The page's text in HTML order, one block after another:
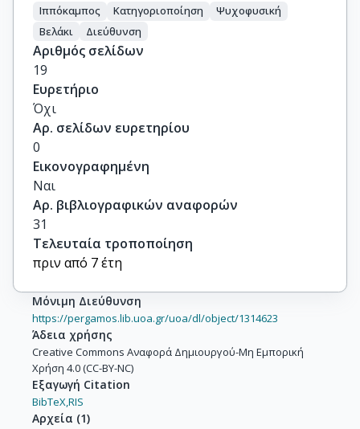
Iππόκαμπος Kατηγοριοποίηση
Ψυχοφυσική
Βελάκι
Διεύθυνση
Αριθμός σελίδων
19
Ευρετήριο
Όχι
Αρ. σελίδων ευρετηρίου
0
Εικονογραφημένη
Ναι
Αρ. βιβλιογραφικών αναφορών
31
Τελευταία τροποποίηση
πριν από 7 έτη
Μόνιμη Διεύθυνση
https://pergamos.lib.uoa.gr/uoa/dl/object/1314623
Άδεια χρήσης
Creative Commons Αναφορά Δημιουργού-Μη Εμπορική
Χρήση 4.0 (CC-BY-NC)
Εξαγωγή Citation
BibTeX,RIS
Αρχεία (1)